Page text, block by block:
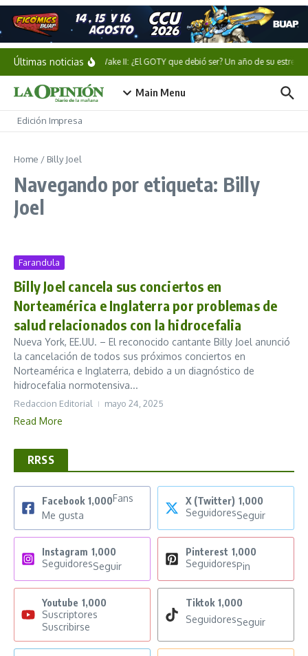
Saltar al contenido
Últimas noticiasAlan Wake II: ¿El GOTY que debió ser? Un año de su estreno
Main Menu
Edición Impresa
Home / Billy Joel
Navegando por etiqueta: Billy
Joel
Farandula
Billy Joel cancela sus conciertos en
Norteamérica e Inglaterra por problemas de
salud relacionados con la hidrocefalia
Nueva York, EE.UU. – El reconocido cantante Billy Joel anunció
la cancelación de todos sus próximos conciertos en
Norteamérica e Inglaterra, debido a un diagnóstico de
hidrocefalia normotensiva...
Redaccion Editorial mayo 24, 2025
Read More
RRSS
Facebook 1,000Fans
Me gusta
X (Twitter) 1,000
SeguidoresSeguir
Instagram 1,000
SeguidoresSeguir
Pinterest 1,000
SeguidoresPin
Youtube 1,000
Suscriptores
Suscribirse
Tiktok 1,000
SeguidoresSeguir